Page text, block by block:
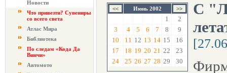
Новости
Что привезти? Сувениры
со всего света
Атлас Мира
Библиотека
По следам «Кода Да
Винчи»
Автомото
Июнь 2002
1
2
3
4 5 6 7 8
9
10
11 12 13 14 15
16
17
18 19 20 21 22
23
24
25 26 27 28 29 30
С